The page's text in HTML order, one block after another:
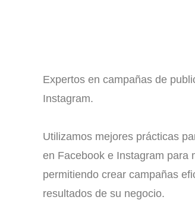
e
t
b
l
a
Expertos en campañas de
Instagram.
Utilizamos mejores prácticas
en Facebook e Instagram para
permitiendo crear campañas
resultados de su negocio.